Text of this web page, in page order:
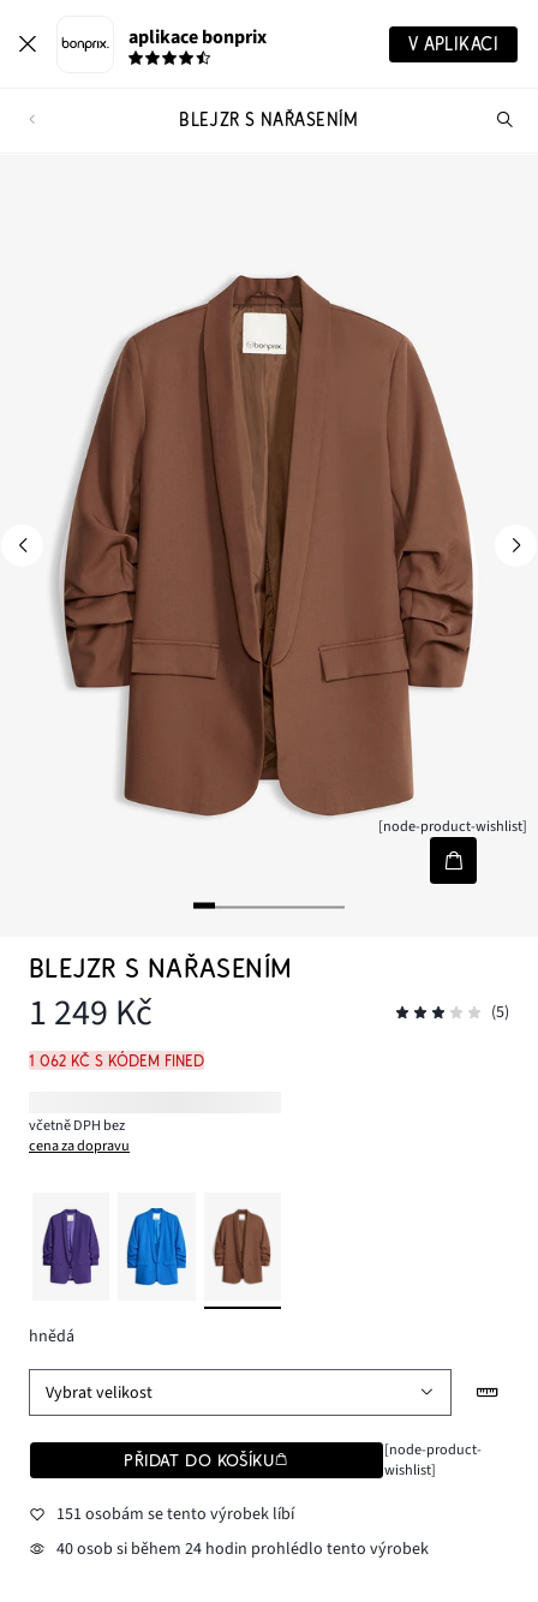
aplikace bonprix V APLIKACI
BLEJZR S NAŘASENÍM
[node-product-wishlist]
BLEJZR S NAŘASENÍM
1 249 Kč (5)
1 062 Kč s kódem FINED
včetně DPH bez
cena za dopravu
hnědá
Vybrat velikost
PŘIDAT DO KOŠÍKU
[node-product-
wishlist]
151 osobám se tento výrobek líbí
40 osob si během 24 hodin prohlédlo tento výrobek